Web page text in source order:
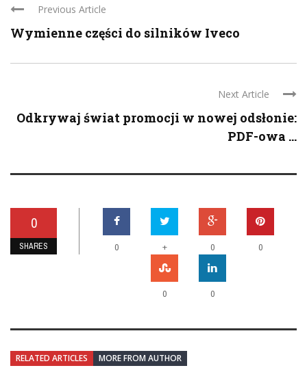
Previous Article
Wymienne części do silników Iveco
Next Article
Odkrywaj świat promocji w nowej odsłonie:
PDF-owa ...
0
SHARES 0 + 0 0
0 0
RELATED ARTICLES MORE FROM AUTHOR